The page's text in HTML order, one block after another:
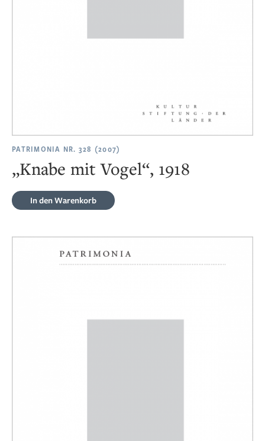
PATRIMONIA NR. 328 (2007)
„Knabe mit Vogel“, 1918
In den Warenkorb